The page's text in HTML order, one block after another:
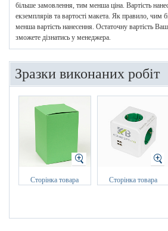
більше замовлення, тим менша ціна. Вартість
екземплярів та вартості макета. Як правило, чим
менша вартість нанесення. Остаточну вартість
зможете дізнатись у менеджера.
Зразки виконаних робіт
Сторінка товара Сторінка товара